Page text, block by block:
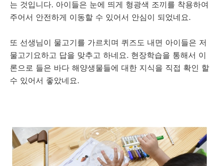
는 것입니다. 아이들은 눈에 띄게 형광색 조끼를 착용하여
주어서 안전하게 이동할 수 있어서 안심이 되었네요.
또 선생님이 물고기를 가르치며 퀴즈도 내면 아이들은 저
물고기요하고 답을 맞추고 하네요. 현장학습을 통해서 이
론으로 들은 바다 해양생물들에 대한 지식을 직접 확인 할
수 있어서 좋았네요.